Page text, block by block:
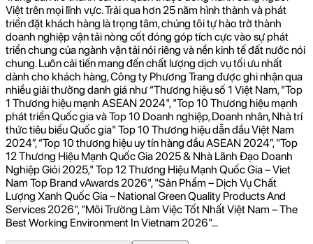
Việt trên mọi lĩnh vực. Trải qua hơn 25 năm hình thành và phát
triển đặt khách hàng là trọng tâm, chúng tôi tự hào trở thành
doanh nghiệp vận tải nòng cốt đóng góp tích cực vào sự phát
triển chung của ngành vận tải nói riêng và nền kinh tế đất nước nói
chung. Luôn cải tiến mang đến chất lượng dịch vụ tối ưu nhất
dành cho khách hàng, Công ty Phương Trang được ghi nhận qua
nhiều giải thưởng danh giá như “Thương hiệu số 1 Việt Nam, "Top
1 Thương hiệu mạnh ASEAN 2024", "Top 10 Thương hiệu mạnh
phát triển Quốc gia và Top 10 Doanh nghiệp, Doanh nhân, Nhà trí
thức tiêu biểu Quốc gia" Top 10 Thương hiệu dẫn đầu Việt Nam
2024”, “Top 10 thương hiệu uy tín hàng đầu ASEAN 2024”, "Top
12 Thương Hiệu Mạnh Quốc Gia 2025 & Nhà Lãnh Đạo Doanh
Nghiệp Giỏi 2025," Top 12 Thương Hiệu Mạnh Quốc Gia – Viet
Nam Top Brand vAwards 2026", "Sản Phẩm – Dịch Vụ Chất
Lượng Xanh Quốc Gia – National Green Quality Products And
Services 2026", "Môi Trường Làm Việc Tốt Nhất Việt Nam – The
Best Working Environment In Vietnam 2026"...